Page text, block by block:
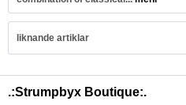
liknande artiklar
.:Strumpbyx Boutique:.